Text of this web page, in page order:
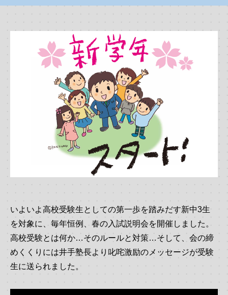
いよいよ高校受験生としての第一歩を踏みだす新中3生
を対象に、毎年恒例、春の入試説明会を開催しました。
高校受験とは何か…そのルールと対策…そして、会の締
めくくりには井手塾長より叱咤激励のメッセージが受験
生に送られました。